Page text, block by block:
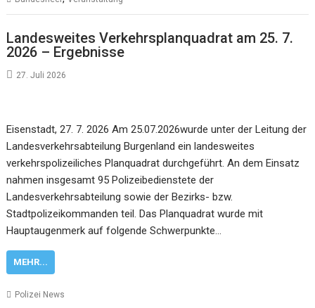
Landesweites Verkehrsplanquadrat am 25. 7.
2026 – Ergebnisse
27. Juli 2026
Eisenstadt, 27. 7. 2026 Am 25.07.2026wurde unter der Leitung der
Landesverkehrsabteilung Burgenland ein landesweites
verkehrspolizeiliches Planquadrat durchgeführt. An dem Einsatz
nahmen insgesamt 95 Polizeibedienstete der
Landesverkehrsabteilung sowie der Bezirks- bzw.
Stadtpolizeikommanden teil. Das Planquadrat wurde mit
Hauptaugenmerk auf folgende Schwerpunkte…
MEHR...
Polizei News